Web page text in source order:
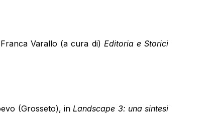
Varallo (a cura di) Editoria e Storici
(Grosseto), in Landscape 3: una sintesi